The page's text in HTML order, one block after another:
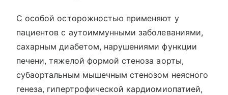
С особой осторожностью применяют у
пациентов с аутоиммунными заболеваниями,
сахарным диабетом, нарушениями функции
печени, тяжелой формой стеноза аорты,
субаортальным мышечным стенозом неясного
генеза, гипертрофической кардиомиопатией,